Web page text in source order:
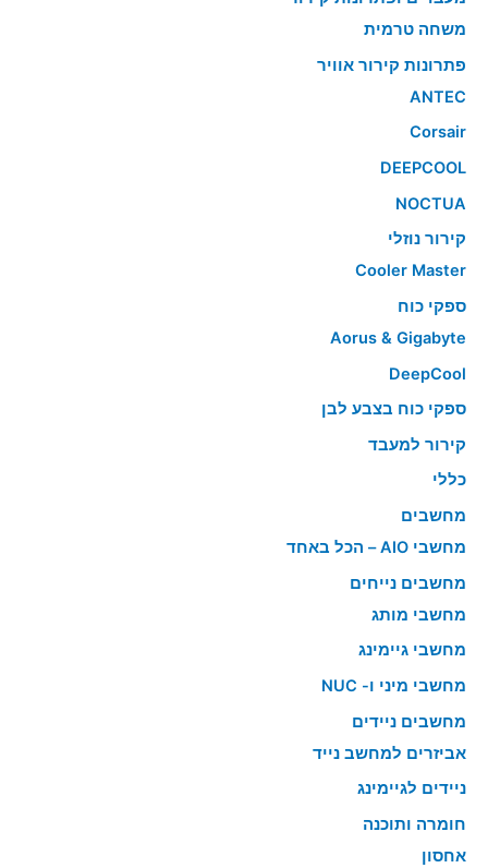
משחה טרמית
פתרונות קירור אוויר
ANTEC
Corsair
DEEPCOOL
NOCTUA
קירור נוזלי
Cooler Master
ספקי כוח
Aorus & Gigabyte
DeepCool
ספקי כוח בצבע לבן
קירור למעבד
כללי
מחשבים
מחשבי AIO – הכל באחד
מחשבים נייחים
מחשבי מותג
מחשבי גיימינג
מחשבי מיני ו- NUC
מחשבים ניידים
אביזרים למחשב נייד
ניידים לגיימינג
חומרה ותוכנה
אחסון